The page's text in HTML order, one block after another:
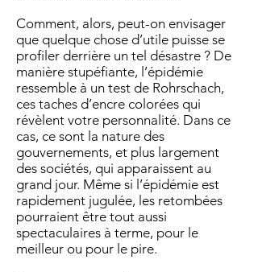
Comment, alors, peut-on envisager
que quelque chose d’utile puisse se
profiler derrière un tel désastre ? De
manière stupéfiante, l’épidémie
ressemble à un test de Rohrschach,
ces taches d’encre colorées qui
révèlent votre personnalité. Dans ce
cas, ce sont la nature des
gouvernements, et plus largement
des sociétés, qui apparaissent au
grand jour. Même si l’épidémie est
rapidement jugulée, les retombées
pourraient être tout aussi
spectaculaires à terme, pour le
meilleur ou pour le pire.